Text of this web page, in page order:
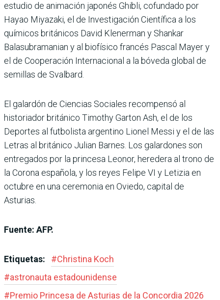
estudio de animación japonés Ghibli, cofundado por
Hayao Miyazaki, el de Investigación Científica a los
químicos británicos David Klenerman y Shankar
Balasubramanian y al biofísico francés Pascal Mayer y
el de Cooperación Internacional a la bóveda global de
semillas de Svalbard.
El galardón de Ciencias Sociales recompensó al
historiador británico Timothy Garton Ash, el de los
Deportes al futbolista argentino Lionel Messi y el de las
Letras al británico Julian Barnes. Los galardones son
entregados por la princesa Leonor, heredera al trono de
la Corona española, y los reyes Felipe VI y Letizia en
octubre en una ceremonia en Oviedo, capital de
Asturias.
Fuente: AFP.
Etiquetas: #Christina Koch
#astronauta estadounidense
#Premio Princesa de Asturias de la Concordia 2026